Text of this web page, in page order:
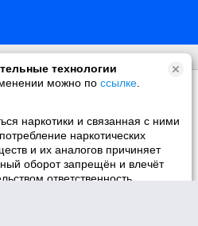
технологии
можно по ссылке
наркотики и связанная с ними
наркотических
и их аналогов причиняет
оборот запрещён и влечёт
ответственность